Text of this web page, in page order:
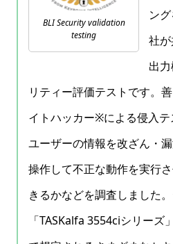
BLI Security validation
testing
ン
社
出
リティー評価テストです。
イトハッカー※による侵入
ユーザーの情報を改ざん・
操作して不正な動作を実行
きるかなどを調査しました。
「TASKalfa 3554ciシリー